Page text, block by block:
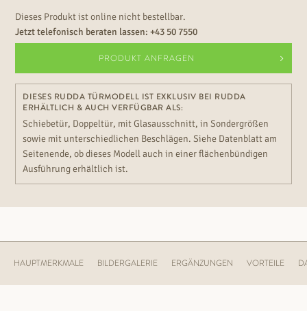
Dieses Produkt ist online nicht bestellbar.
Jetzt telefonisch beraten lassen:+43 50 7550
PRODUKT ANFRAGEN
DIESES RUDDA TÜRMODELL IST EXKLUSIV BEI RUDDA
ERHÄLTLICH & AUCH VERFÜGBAR ALS:
Schiebetür, Doppeltür, mit Glasausschnitt, in Sondergrößen
sowie mit unterschiedlichen Beschlägen. Siehe Datenblatt am
Seitenende, ob dieses Modell auch in einer flächenbündigen
Ausführung erhältlich ist.
HAUPTMERKMALE BILDERGALERIE ERGÄNZUNGEN VORTEILE